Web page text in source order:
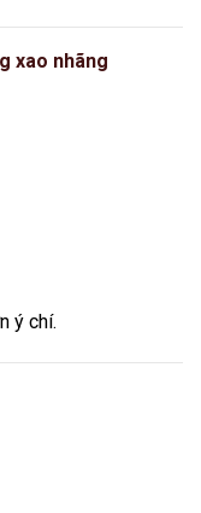
xao nhãng
ý chí.